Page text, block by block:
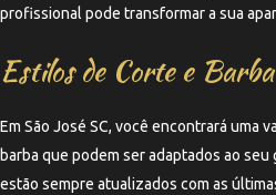
profissional pode transformar a sua
Estilos de Corte e Barba
Em São José SC, você encontrará uma
barba que podem ser adaptados ao
estão sempre atualizados com as